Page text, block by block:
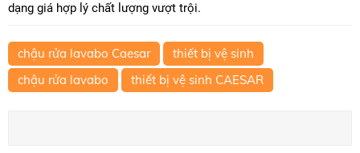
dạng giá hợp lý chất lượng vượt trội.
chậu rửa lavabo Caesar
thiết bị vệ sinh
chậu rửa lavabo
thiết bị vệ sinh CAESAR